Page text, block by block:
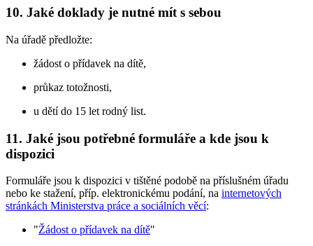
10. Jaké doklady je nutné mít s sebou
Na úřadě předložte:
žádost o přídavek na dítě,
průkaz totožnosti,
u dětí do 15 let rodný list.
11. Jaké jsou potřebné formuláře a kde jsou k
dispozici
Formuláře jsou k dispozici v tištěné podobě na příslušném úřadu
nebo ke stažení, příp. elektronickému podání, na internetových
stránkách Ministerstva práce a sociálních věcí:
"Žádost o přídavek na dítě"